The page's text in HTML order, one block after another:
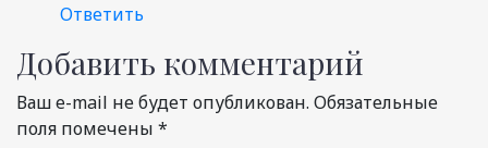
Ответить
Добавить комментарий
Ваш e-mail не будет опубликован. Обязательные
поля помечены *